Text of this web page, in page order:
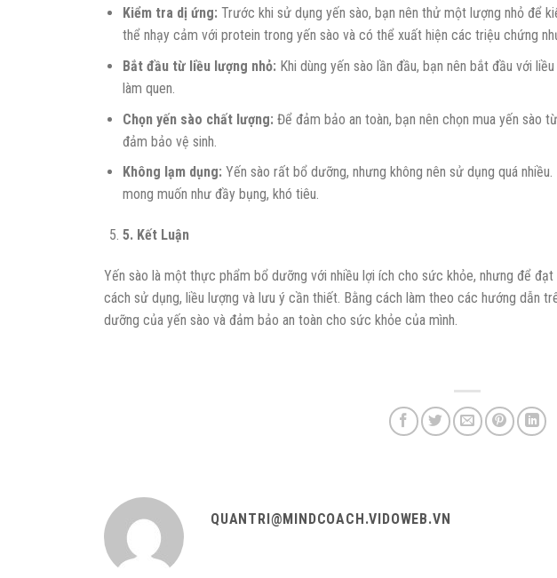
Kiểm tra dị ứng: Trước khi sử dụng yến sào, bạn nên thử một lượng nhỏ để
thể nhạy cảm với protein trong yến sào và có thể xuất hiện các triệu chứng
Bắt đầu từ liều lượng nhỏ: Khi dùng yến sào lần đầu, bạn nên bắt đầu với
làm quen.
Chọn yến sào chất lượng: Để đảm bảo an toàn, bạn nên chọn mua yến sào
đảm bảo vệ sinh.
Không lạm dụng: Yến sào rất bổ dưỡng, nhưng không nên sử dụng quá
mong muốn như đầy bụng, khó tiêu.
5. Kết Luận
Yến sào là một thực phẩm bổ dưỡng với nhiều lợi ích cho sức khỏe, nhưng để
cách sử dụng, liều lượng và lưu ý cần thiết. Bằng cách làm theo các hướng dẫn
dưỡng của yến sào và đảm bảo an toàn cho sức khỏe của mình.
QUANTRI@MINDCOACH.VIDOWEB.VN